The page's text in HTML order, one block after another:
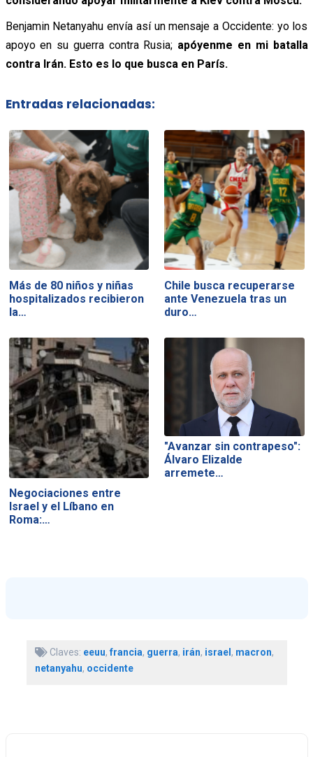
Benjamin Netanyahu envía así un mensaje a Occidente: yo los
apoyo en su guerra contra Rusia; apóyenme en mi batalla
contra Irán. Esto es lo que busca en París.
Entradas relacionadas:
Más de 80 niños y niñas
hospitalizados recibieron
la…
Chile busca recuperarse
ante Venezuela tras un
duro…
Negociaciones entre
Israel y el Líbano en
Roma:…
"Avanzar sin contrapeso":
Álvaro Elizalde
arremete…
Claves: eeuu,francia, guerra, irán, israel, macron,
netanyahu, occidente